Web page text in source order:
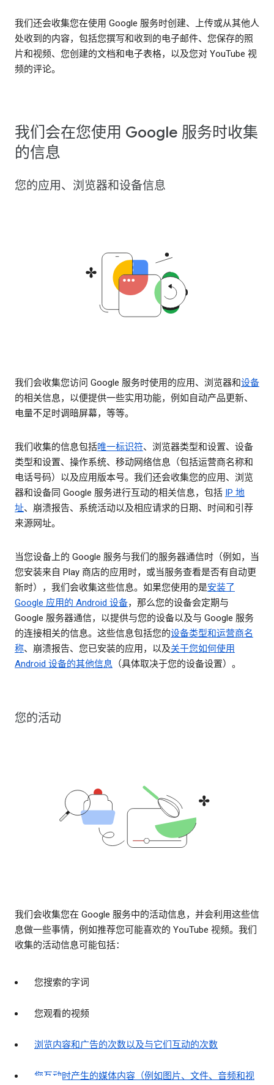
我们还会收集您在使用 Google 服务时创建、上传或从其他人
处收到的内容，包括您撰写和收到的电子邮件、您保存的照
片和视频、您创建的文档和电子表格，以及您对 YouTube 视
频的评论。
我们会在您使用 Google 服务时收集
的信息
您的应用、浏览器和设备信息
我们会收集您访问 Google 服务时使用的应用、浏览器和设备
的相关信息，以便提供一些实用功能，例如自动产品更新、
电量不足时调暗屏幕，等等。
我们收集的信息包括唯一标识符、浏览器类型和设置、设备
类型和设置、操作系统、移动网络信息（包括运营商名称和
电话号码）以及应用版本号。我们还会收集您的应用、浏览
器和设备同 Google 服务进行互动的相关信息，包括 IP 地
址、崩溃报告、系统活动以及相应请求的日期、时间和引荐
来源网址。
当您设备上的 Google 服务与我们的服务器通信时（例如，当
您安装来自 Play 商店的应用时，或当服务查看是否有自动更
新时），我们会收集这些信息。如果您使用的是安装了
Google 应用的 Android 设备，那么您的设备会定期与
Google 服务器通信，以提供与您的设备以及与 Google 服务
的连接相关的信息。这些信息包括您的设备类型和运营商名
称、崩溃报告、您已安装的应用，以及关于您如何使用
Android 设备的其他信息 （具体取决于您的设备设置）。
您的活动
我们会收集您在 Google 服务中的活动信息，并会利用这些信
息做一些事情，例如推荐您可能喜欢的 YouTube 视频。我们
收集的活动信息可能包括：
您搜索的字词
您观看的视频
浏览内容和广告的次数以及与它们互动的次数
您互动时产生的媒体内容（例如图片、文件、音频和视